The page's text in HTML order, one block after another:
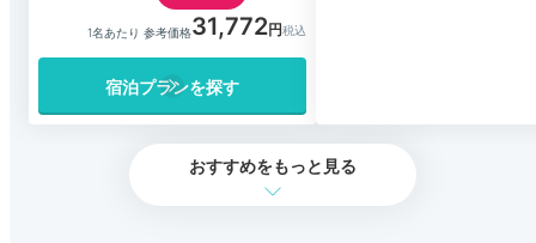
1名あたり 参考価格31,772
宿泊プランを探す
おすすめをもっと見る